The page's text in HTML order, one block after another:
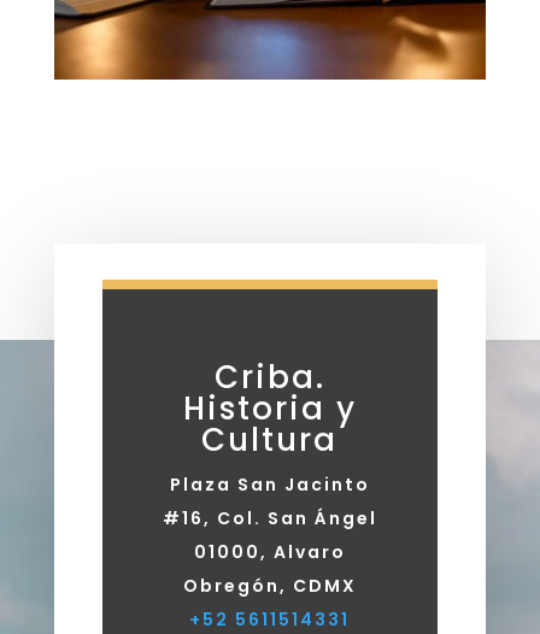
Criba.
Historia y
Cultura
Plaza San Jacinto
#16, Col. San Ángel
01000, Alvaro
Obregón, CDMX
+52 5611514331